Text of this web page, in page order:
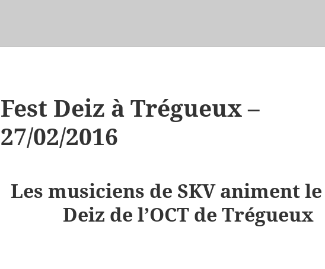
Fest Deiz à Trégueux –
27/02/2016
Les musiciens de SKV animent
Deiz de l’OCT de Trégueux